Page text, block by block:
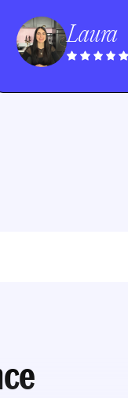
Laura